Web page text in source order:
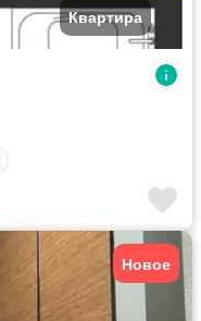
Квартира
Новое